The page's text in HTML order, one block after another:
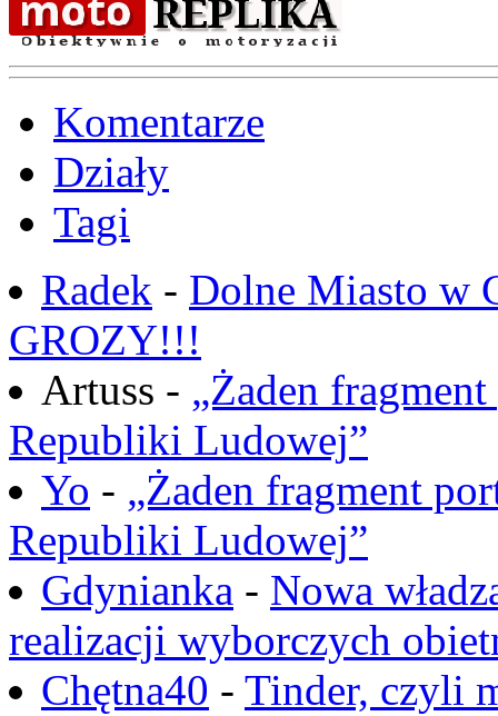
Komentarze
Działy
Tagi
Radek - Dolne Miasto w
GROZY!!!
Artuss - „Żaden
Republiki Ludowej”
Yo - „Żaden fragment
Republiki Ludowej”
Gdynianka - Nowa
realizacji wyborczych
Chętna40 - Tinder, czyli